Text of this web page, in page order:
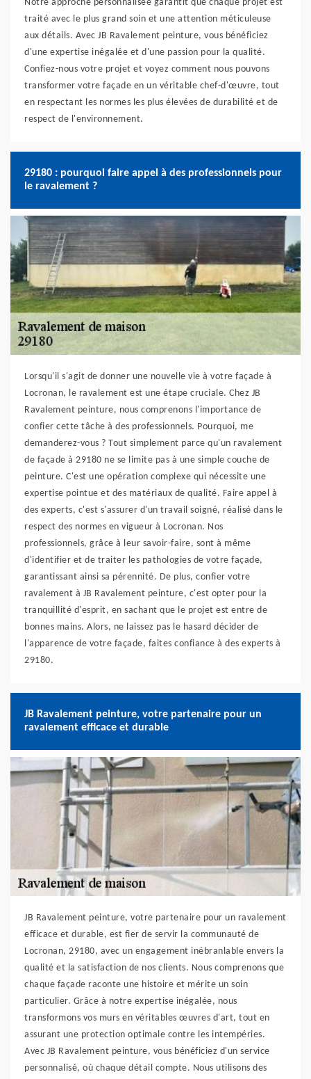
Notre approche personnalisée garantit que chaque projet est
traité avec le plus grand soin et une attention méticuleuse
aux détails. Avec JB Ravalement peinture, vous bénéficiez
d'une expertise inégalée et d'une passion pour la qualité.
Confiez-nous votre projet et voyez comment nous pouvons
transformer votre façade en un véritable chef-d'œuvre, tout
en respectant les normes les plus élevées de durabilité et de
respect de l'environnement.
29180 : pourquoi faire appel à des professionnels pour
le ravalement ?
Lorsqu'il s'agit de donner une nouvelle vie à votre façade à
Locronan, le ravalement est une étape cruciale. Chez JB
Ravalement peinture, nous comprenons l'importance de
confier cette tâche à des professionnels. Pourquoi, me
demanderez-vous ? Tout simplement parce qu'un ravalement
de façade à 29180 ne se limite pas à une simple couche de
peinture. C'est une opération complexe qui nécessite une
expertise pointue et des matériaux de qualité. Faire appel à
des experts, c'est s'assurer d'un travail soigné, réalisé dans le
respect des normes en vigueur à Locronan. Nos
professionnels, grâce à leur savoir-faire, sont à même
d'identifier et de traiter les pathologies de votre façade,
garantissant ainsi sa pérennité. De plus, confier votre
ravalement à JB Ravalement peinture, c'est opter pour la
tranquillité d'esprit, en sachant que le projet est entre de
bonnes mains. Alors, ne laissez pas le hasard décider de
l'apparence de votre façade, faites confiance à des experts à
29180.
JB Ravalement peinture, votre partenaire pour un
ravalement efficace et durable
JB Ravalement peinture, votre partenaire pour un ravalement
efficace et durable, est fier de servir la communauté de
Locronan, 29180, avec un engagement inébranlable envers la
qualité et la satisfaction de nos clients. Nous comprenons que
chaque façade raconte une histoire et mérite un soin
particulier. Grâce à notre expertise inégalée, nous
transformons vos murs en véritables œuvres d'art, tout en
assurant une protection optimale contre les intempéries.
Avec JB Ravalement peinture, vous bénéficiez d'un service
personnalisé, où chaque détail compte. Nous utilisons des